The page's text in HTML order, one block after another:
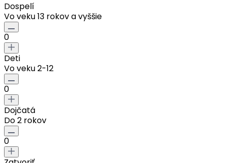
Dospelí
Vo veku 13 rokov a vyššie
0
Deti
Vo veku 2-12
0
Dojčatá
Do 2 rokov
0